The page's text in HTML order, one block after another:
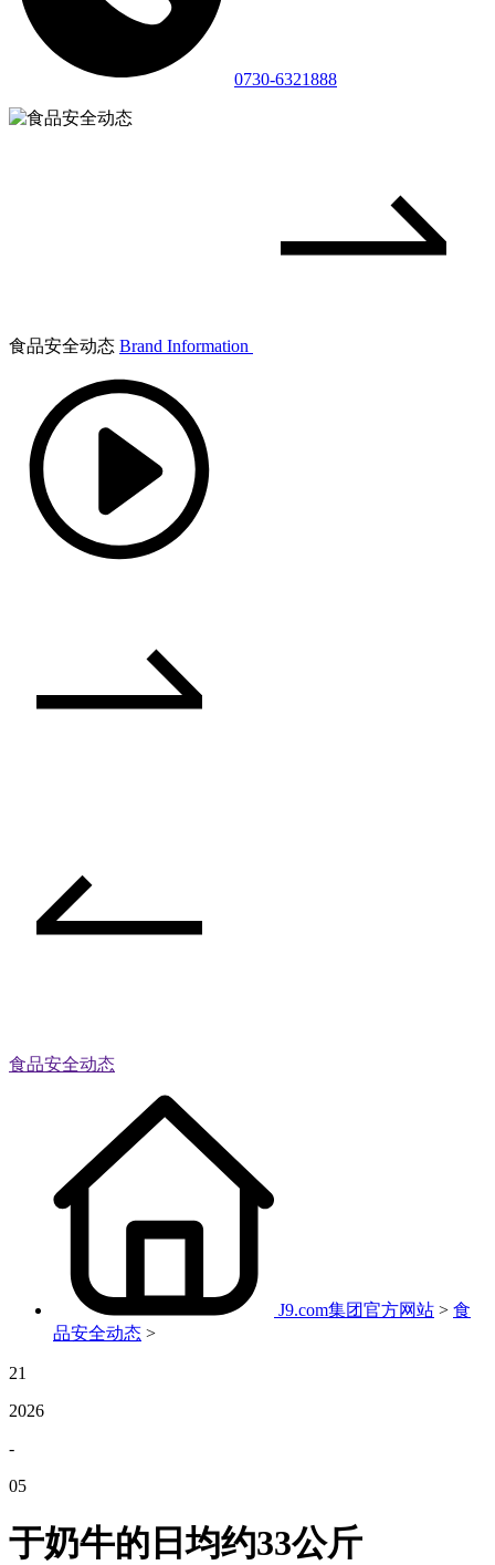
0730-6321888
食品安全动态 Brand Information
食品安全动态
J9.com集团官方网站 > 食
品安全动态 >
21
2026
-
05
于奶牛的日均约33公斤